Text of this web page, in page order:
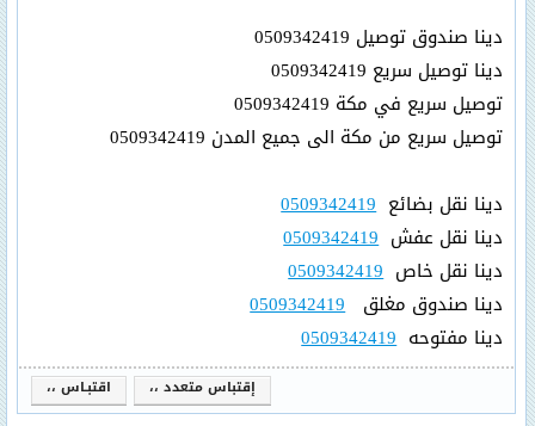
دينا صندوق توصيل 0509342419
دينا توصيل سريع 0509342419
توصيل سريع في مكة 0509342419
توصيل سريع من مكة الى جميع المدن 0509342419
دينا نقل بضائع0509342419
دينا نقل عفش0509342419
دينا نقل خاص0509342419
دينا صندوق مغلق0509342419
دينا مفتوحه0509342419
اقتبـاس ،، إقتباس متعدد ،،